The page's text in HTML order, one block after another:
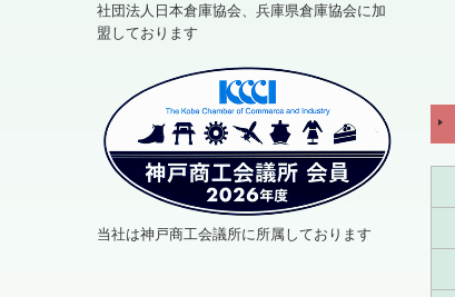
社団法人日本倉庫協会、兵庫県倉庫協会に加
盟しております
当社は神戸商工会議所に所属しております